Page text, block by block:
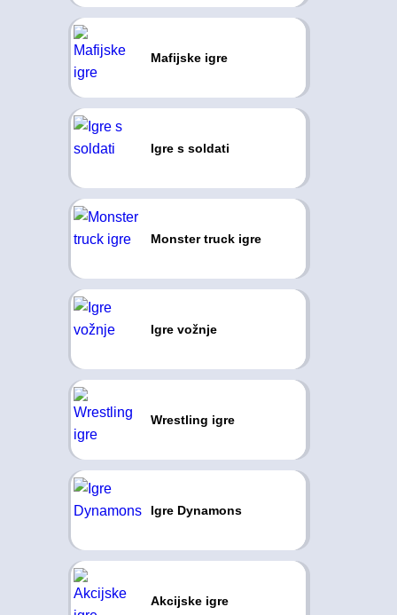
Mafijske igre
Igre s soldati
Monster truck igre
Igre vožnje
Wrestling igre
Igre Dynamons
Akcijske igre